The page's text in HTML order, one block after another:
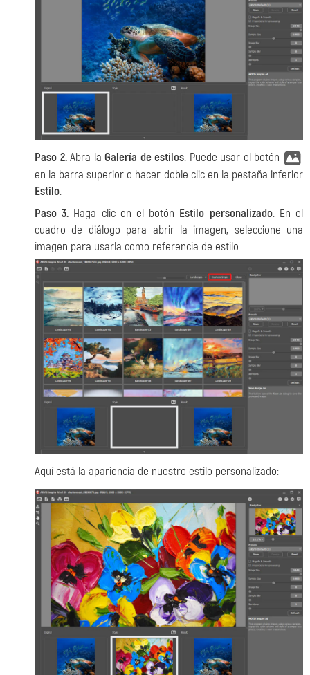
Paso 2.Abra laGalería de estilos. Puede usar el botón
en la barra superior o hacer doble clic en la pestaña inferior
Estilo.
Paso 3. Haga clic en el botón Estilo personalizado. En el
cuadro de diálogo para abrir la imagen, seleccione una
imagen para usarla como referencia de estilo.
Aquí está la apariencia de nuestro estilo personalizado: